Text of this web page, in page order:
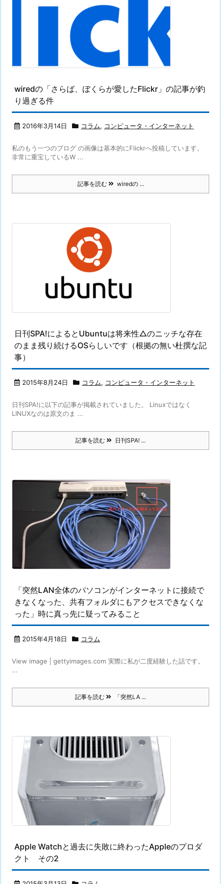
wiredの「さらば、ぼくらが愛したFlickr」の記事が釣
り過ぎる件
2016年3月14日 コラム, コンピュータ・インターネット
私のもう一つのブログ の画像は基本的にFlickrへ投稿しています。
非常に重宝しているW ...
記事を読む wiredの ...
日刊SPA!によるとUbuntuは将来性△のニッチな存在
のまま残り続けるOSらしいです（根拠の無い杜撰な記
事）
2015年8月24日 コラム, コンピュータ・インターネット
日刊SPA!に以下の記事が掲載されていました。 Linuxではなく
LINUXなのは原文のま ...
記事を読む 日刊SPA! ...
「突然LAN全体のパソコンがインターネットに接続で
きなくなった、共有フォルダにもアクセスできなくな
った」時に真っ先に疑ってみること
2015年4月18日 コラム
View image | gettyimages.com 実際に私が二度経験した話です。
...
記事を読む 「突然LA ...
Apple Watchと過去に失敗に終わったAppleのプロダ
クト その2